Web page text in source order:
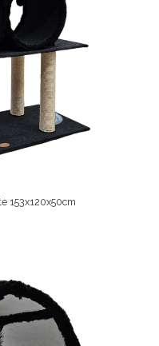
153x120x50cm